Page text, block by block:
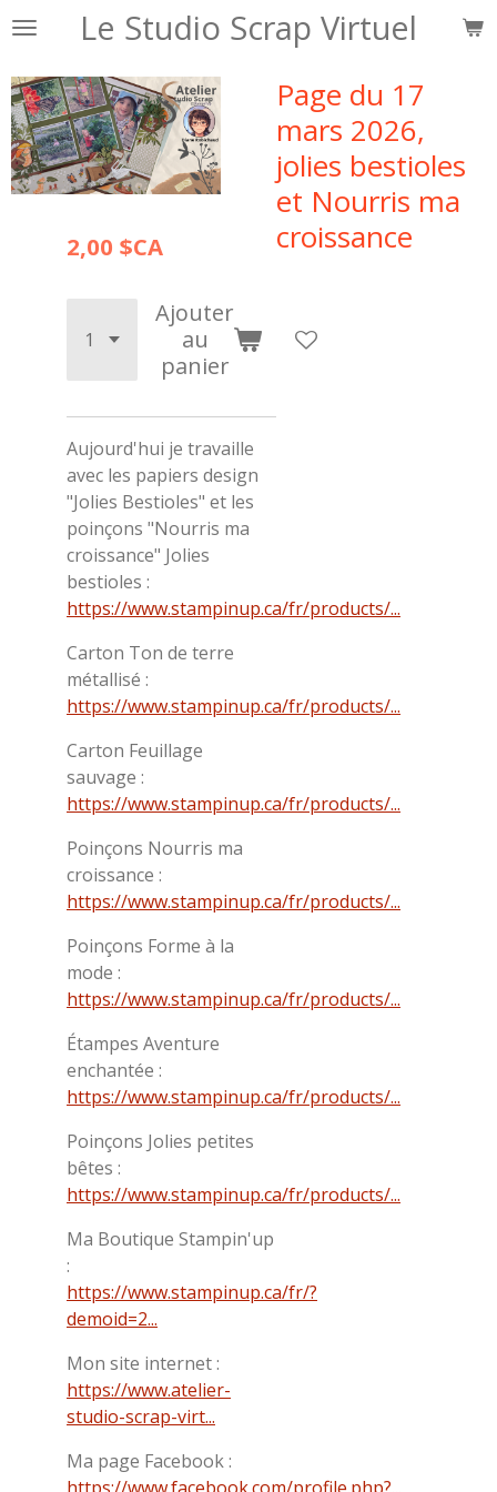
Passer
contenu
principal
Le Studio Scrap Virtuel
Page du 17
mars 2026,
jolies bestioles
et Nourris ma
croissance
2,00 $CA
Ajouter
au
panier
Aujourd'hui je travaille
avec les papiers design
"Jolies Bestioles" et les
poinçons "Nourris ma
croissance" Jolies
bestioles :
https://www.stampinup.ca/fr/products/...
Carton Ton de terre
métallisé :
https://www.stampinup.ca/fr/products/...
Carton Feuillage
sauvage :
https://www.stampinup.ca/fr/products/...
Poinçons Nourris ma
croissance :
https://www.stampinup.ca/fr/products/...
Poinçons Forme à la
mode :
https://www.stampinup.ca/fr/products/...
Étampes Aventure
enchantée :
https://www.stampinup.ca/fr/products/...
Poinçons Jolies petites
bêtes :
https://www.stampinup.ca/fr/products/...
Ma Boutique Stampin'up
:
https://www.stampinup.ca/fr/?
demoid=2...
Mon site internet :
https://www.atelier-
studio-scrap-virt...
Ma page Facebook :